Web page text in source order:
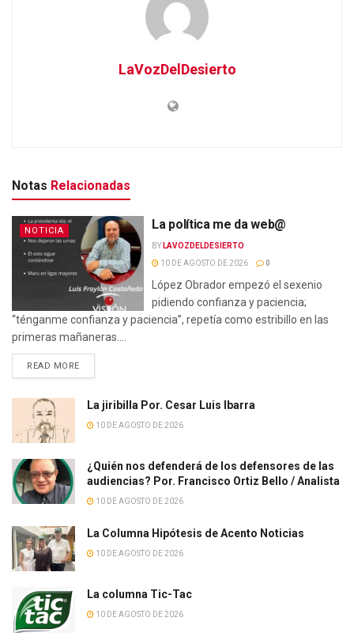
LaVozDelDesierto
Notas Relacionadas
NOTICIA La política me da web@
BY LAVOZDELDESIERTO
10 DE AGOSTO DE 2026
0
López Obrador empezó el sexenio
pidiendo confianza y paciencia;
“ténganme confianza y paciencia”, repetía como estribillo en las
primeras mañaneras....
READ MORE
La jiribilla Por. Cesar Luis Ibarra
10 DE AGOSTO DE 2026
¿Quién nos defenderá de los defensores de las
audiencias? Por. Francisco Ortiz Bello / Analista
10 DE AGOSTO DE 2026
La Columna Hipótesis de Acento Noticias
10 DE AGOSTO DE 2026
La columna Tic-Tac
10 DE AGOSTO DE 2026